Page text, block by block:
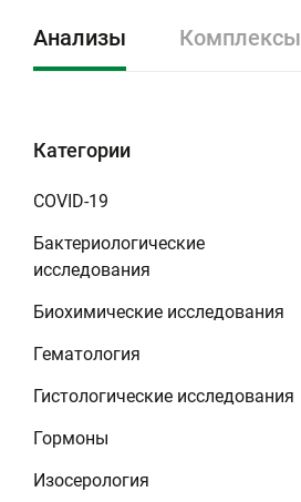
Анализы Комплексы
Категории
COVID-19
Бактериологические
исследования
Биохимические исследования
Гематология
Гистологические исследования
Гормоны
Изосерология